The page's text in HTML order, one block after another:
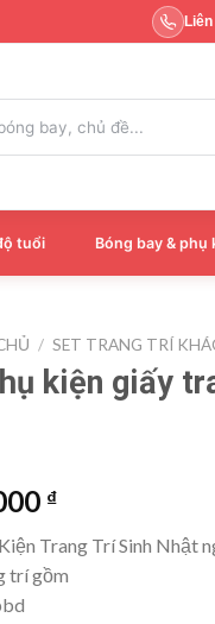
tuổi Bóng bay & phụ
/ SET TRANG TRÍ
kiện giấy
₫
Trang Trí Sinh Nhật
trí gồm